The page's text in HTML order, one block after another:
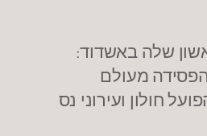
הראשון שלה באשדוד:
נהריה לא הפסידה מעולם
חולון ועירוני נס